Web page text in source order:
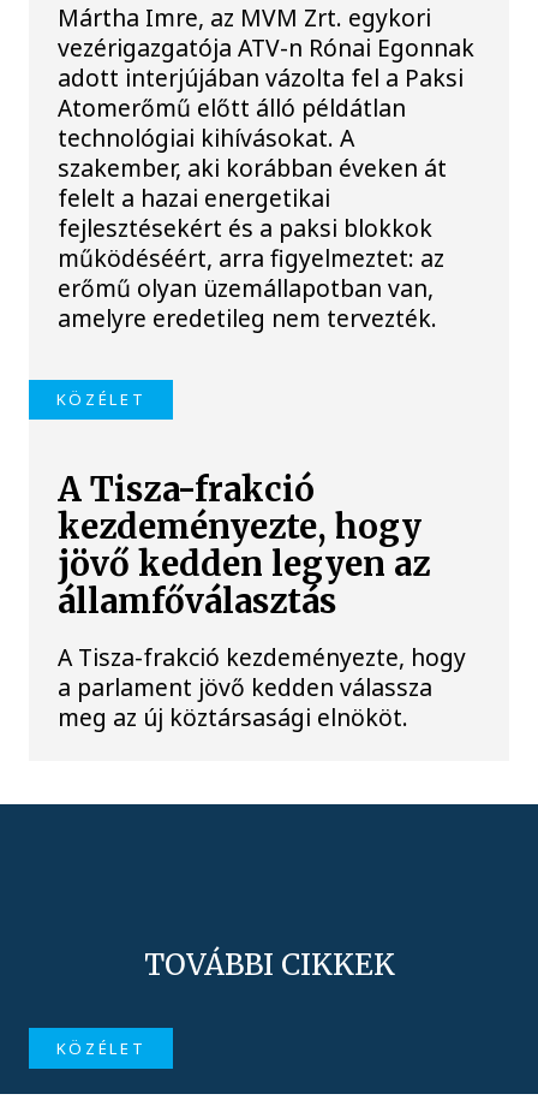
Mártha Imre, az MVM Zrt. egykori
vezérigazgatója ATV-n Rónai Egonnak
adott interjújában vázolta fel a Paksi
Atomerőmű előtt álló példátlan
technológiai kihívásokat. A
szakember, aki korábban éveken át
felelt a hazai energetikai
fejlesztésekért és a paksi blokkok
működéséért, arra figyelmeztet: az
erőmű olyan üzemállapotban van,
amelyre eredetileg nem tervezték.
KÖZÉLET
A Tisza-frakció
kezdeményezte, hogy
jövő kedden legyen az
államfőválasztás
A Tisza-frakció kezdeményezte, hogy
a parlament jövő kedden válassza
meg az új köztársasági elnököt.
TOVÁBBI CIKKEK
KÖZÉLET